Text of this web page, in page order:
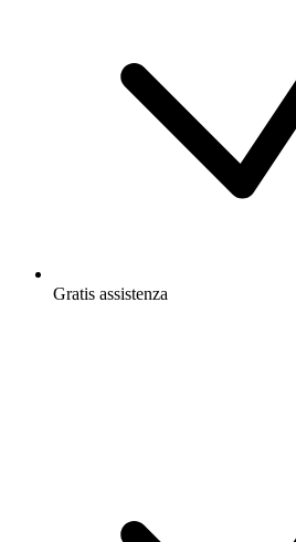
Gratis assistenza